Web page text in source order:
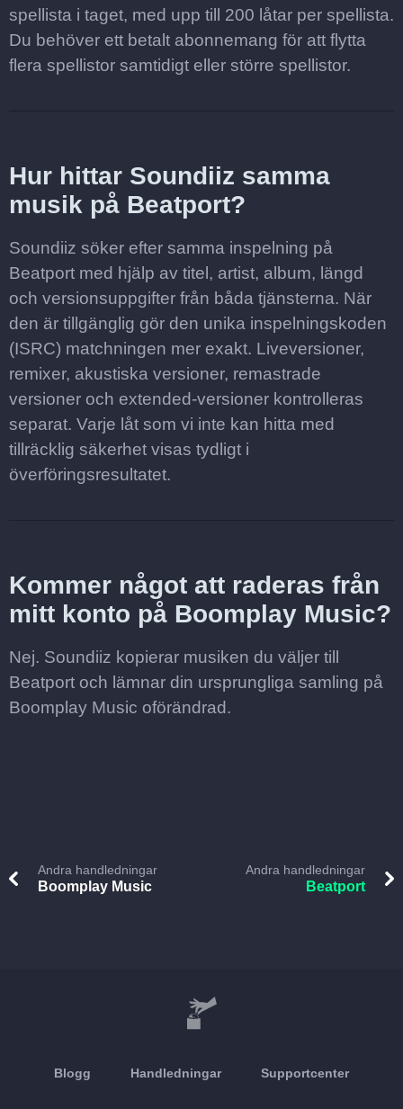
spellista i taget, med upp till 200 låtar per spellista.
Du behöver ett betalt abonnemang för att flytta
flera spellistor samtidigt eller större spellistor.
Hur hittar Soundiiz samma
musik på Beatport?
Soundiiz söker efter samma inspelning på
Beatport med hjälp av titel, artist, album, längd
och versionsuppgifter från båda tjänsterna. När
den är tillgänglig gör den unika inspelningskoden
(ISRC) matchningen mer exakt. Liveversioner,
remixer, akustiska versioner, remastrade
versioner och extended-versioner kontrolleras
separat. Varje låt som vi inte kan hitta med
tillräcklig säkerhet visas tydligt i
överföringsresultatet.
Kommer något att raderas från
mitt konto på Boomplay Music?
Nej. Soundiiz kopierar musiken du väljer till
Beatport och lämnar din ursprungliga samling på
Boomplay Music oförändrad.
Andra handledningar
Boomplay Music
Andra handledningar
Beatport
Blogg Handledningar Supportcenter